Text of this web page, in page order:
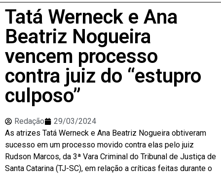
Tatá Werneck e Ana
Beatriz Nogueira
vencem processo
contra juiz do “estupro
culposo”
Redação
29/03/2024
As atrizes Tatá Werneck e Ana Beatriz Nogueira obtiveram
sucesso em um processo movido contra elas pelo juiz
Rudson Marcos, da 3ª Vara Criminal do Tribunal de Justiça de
Santa Catarina (TJ-SC), em relação a críticas feitas durante o